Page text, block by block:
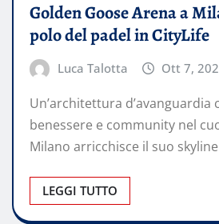
Golden Goose Arena a
polo del padel in CityLife
Luca Talotta Ott 7,
Un’architettura d’avanguardia
benessere e community nel
Milano arricchisce il suo
LEGGI TUTTO